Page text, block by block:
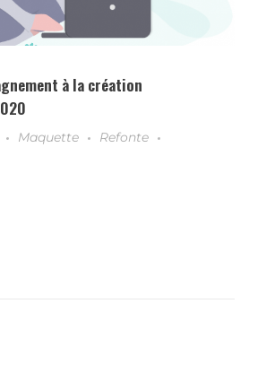
à la création
Maquette
Refonte